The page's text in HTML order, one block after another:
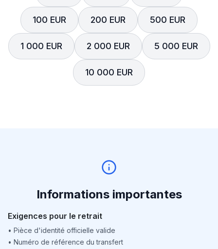
100 EUR 200 EUR 500 EUR
1 000 EUR 2 000 EUR 5 000 EUR
10 000 EUR
Informations importantes
Exigences pour le retrait
• Pièce d'identité officielle valide
• Numéro de référence du transfert